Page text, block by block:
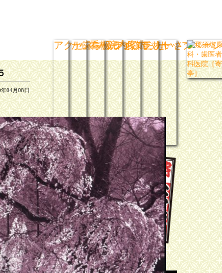
トップページ
ごあいさつ
お知らせ
院内案内
看板について
か歯ら板ライブラリー
アクセスマップ
寄席矢島亭の歩み
楽屋帳
落語音源集
小噺千集
歴代来演噺家
04月08日